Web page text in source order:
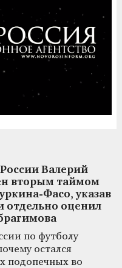
Валерий
вторым таймом
Фасо, указав
отдельно оценил
по футболу
остался
подопечных во